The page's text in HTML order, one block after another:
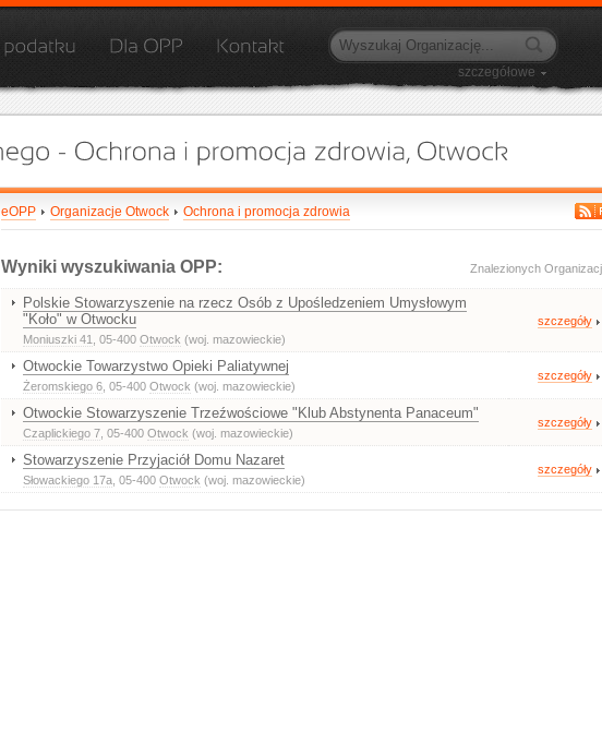
szczegółowe
eOPP Organizacje Otwock Ochrona i promocja zdrowia
Znalezionych
Wyniki wyszukiwania OPP:
Polskie Stowarzyszenie na rzecz Osób z Upośledzeniem Umysłowym
"Koło" w Otwocku
Moniuszki 41 , 05-400 Otwock (woj. mazowieckie)
szczegóły
Otwockie Towarzystwo Opieki Paliatywnej
Żeromskiego 6 , 05-400 Otwock (woj. mazowieckie)
szczegóły
Otwockie Stowarzyszenie Trzeźwościowe "Klub Abstynenta Panaceum"
Czaplickiego 7 , 05-400 Otwock (woj. mazowieckie)
szczegóły
Stowarzyszenie Przyjaciół Domu Nazaret
Słowackiego 17a , 05-400 Otwock (woj. mazowieckie)
szczegóły